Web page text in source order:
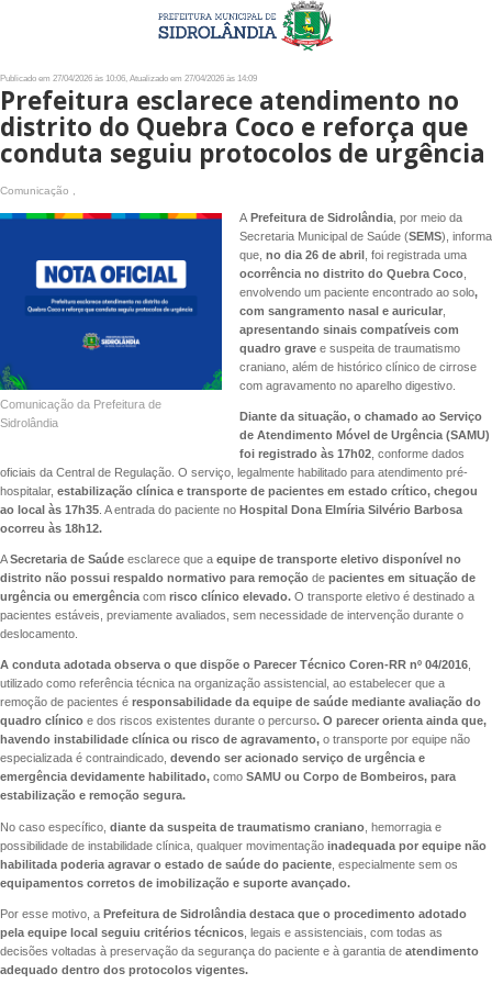
Publicado em 27/04/2026 às 10:06, Atualizado em 27/04/2026 às 14:09
Prefeitura esclarece atendimento no
distrito do Quebra Coco e reforça que
conduta seguiu protocolos de urgência
Comunicação ,
Comunicação da Prefeitura de
Sidrolândia
APrefeitura de Sidrolândia, por meio da
Secretaria Municipal de Saúde (SEMS), informa
que, no dia 26 de abril, foi registrada uma
ocorrência no distrito do Quebra Coco,
envolvendo um paciente encontrado ao solo,
com sangramento nasal e auricular,
apresentando sinais compatíveis com
quadro gravee suspeita de traumatismo
craniano, além de histórico clínico de cirrose
com agravamento no aparelho digestivo.
Diante da situação, o chamado ao Serviço
de Atendimento Móvel de Urgência (SAMU)
foi registrado às 17h02, conforme dados
oficiais da Central de Regulação. O serviço, legalmente habilitado para atendimento pré-
hospitalar, estabilização clínica e transporte de pacientes em estado crítico, chegou
ao local às 17h35 . A entrada do paciente no Hospital Dona Elmíria Silvério Barbosa
ocorreu às 18h12.
ASecretaria de Saúde esclarece que a equipe de transporte eletivo disponível no
distrito não possui respaldo normativo para remoção de pacientes em situação de
urgência ou emergência com risco clínico elevado. O transporte eletivo é destinado a
pacientes estáveis, previamente avaliados, sem necessidade de intervenção durante o
deslocamento.
A conduta adotada observa o que dispõe o Parecer Técnico Coren-RR nº 04/2016
utilizado como referência técnica na organização assistencial, ao estabelecer que a
remoção de pacientes é responsabilidade da equipe de saúde mediante avaliação do
quadro clínico e dos riscos existentes durante o percurso. O parecer orienta ainda que,
havendo instabilidade clínica ou risco de agravamento, o transporte por equipe não
especializada é contraindicado, devendo ser acionado serviço de urgência e
emergência devidamente habilitado, como SAMU ou Corpo de Bombeiros, para
estabilização e remoção segura.
No caso específico, diante da suspeita de traumatismo craniano , hemorragia e
possibilidade de instabilidade clínica, qualquer movimentação inadequada por equipe não
habilitada poderia agravar o estado de saúde do paciente , especialmente sem os
equipamentos corretos de imobilização e suporte avançado.
Por esse motivo, a Prefeitura de Sidrolândia destaca que o procedimento adotado
pela equipe local seguiu critérios técnicos , legais e assistenciais, com todas as
decisões voltadas à preservação da segurança do paciente e à garantia de atendimento
adequado dentro dos protocolos vigentes.